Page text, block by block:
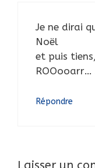
Je ne dirai
Noël
et puis
Répondre